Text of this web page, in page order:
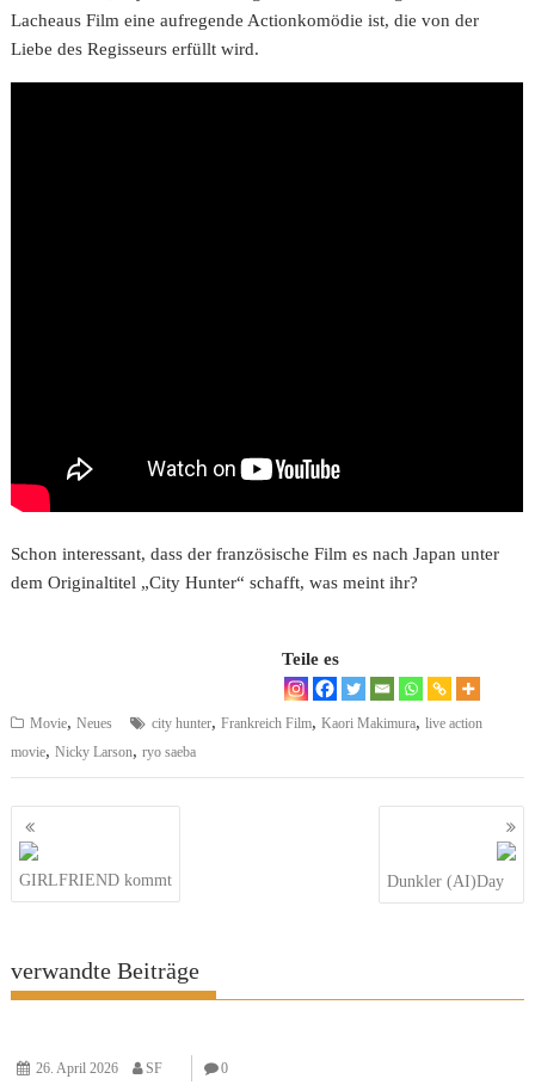
Lacheaus Film eine aufregende Actionkomödie ist, die von der
Liebe des Regisseurs erfüllt wird.
Schon interessant, dass der französische Film es nach Japan unter
dem Originaltitel „City Hunter“ schafft, was meint ihr?
Teile es
Movie,Neues city hunter,Frankreich Film,Kaori Makimura,live action
movie,Nicky Larson,ryo saeba
Beitragsnavigation
GIRLFRIEND kommt Dunkler (AI)Day
verwandte Beiträge
26. April 2026 SF 0